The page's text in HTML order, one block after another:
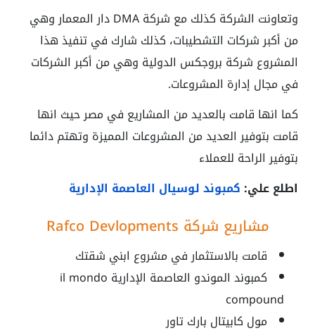
وتعاونت الشركة كذلك مع شركة DMA دار المعمار وهي
من أكبر شركات التشطيبات، كذلك شارك في تنفيذ هذا
المشروع شركة بروجكس الدولية وهي من أكبر الشركات
في مجال إدارة المشروعات.
كما انها قامت بالعديد من المشاريع في مصر حيث انها
قامت بتوفير العديد من المشروعات المميزة وتهتم دائما
بتوفير الراحة للعملاء
اطلع علي: كمبوند لوسيال العاصمة الإدارية
مشاريع شركة Rafco Devlopments
قامت بالاستثمار في مشروع ابني شقتك
كمبوند الموندو العاصمة الإدارية il mondo
compound
مول كابيتال بارك تاور